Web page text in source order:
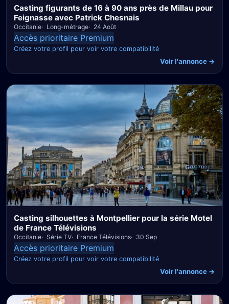
Casting figurants de 16 à 90 ans près de Millau pour
Feignasse avec Patrick Chesnais
Occitanie Long-métrage 24 Août
Accès prioritaire Premium
Créez votre profil pour voir votre compatibilité
Voir l'annonce →
Casting silhouettes à Montpellier pour la série Motel
de France Télévisions
Occitanie Série TV France Télévisions 30 Sep
Accès prioritaire Premium
Créez votre profil pour voir votre compatibilité
Voir l'annonce →